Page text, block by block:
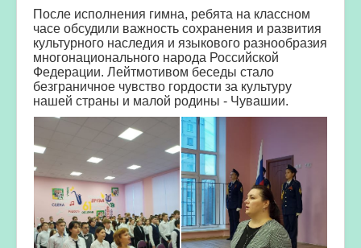
После исполнения гимна, ребята на классном
часе обсудили важность сохранения и развития
культурного наследия и языкового разнообразия
многонационального народа Российской
Федерации. Лейтмотивом беседы стало
безграничное чувство гордости за культуру
нашей страны и малой родины - Чувашии.